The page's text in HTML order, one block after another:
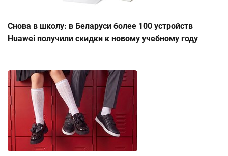
Снова в школу: в Беларуси более 100 устройств
Huawei получили скидки к новому учебному году